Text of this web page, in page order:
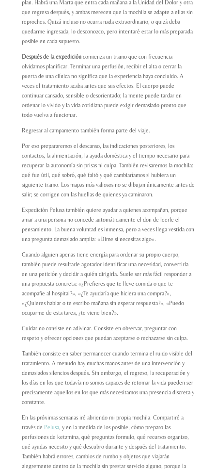
plan. Habrá una Marta que entra cada mañana a la Unidad del Dolor y otra
que regresa después, y ambas merecen que la mochila se adapte a ellas sin
reproches. Quizá incluso no ocurra nada extraordinario, o quizá deba
quedarme ingresada, lo desconozco, pero intentaré estar lo más preparada
posible en cada supuesto.
Después de la expedicióncomienza un tramo que con frecuencia
olvidamos planificar. Terminar una perfusión, recibir el alta o cerrar la
puerta de una clínica no significa que la experiencia haya concluido. A
veces el tratamiento acaba antes que sus efectos. El cuerpo puede
continuar cansado, sensible o desorientado; la mente puede tardar en
ordenar lo vivido y la vida cotidiana puede exigir demasiado pronto que
todo vuelva a funcionar.
Regresar al campamento también forma parte del viaje.
Por eso prepararemos el descanso, las indicaciones posteriores, los
contactos, la alimentación, la ayuda doméstica y el tiempo necesario para
recuperar la autonomía sin prisas ni culpa. También revisaremos la mochila:
qué fue útil, qué sobró, qué faltó y qué cambiaríamos si hubiera un
siguiente tramo. Los mapas más valiosos no se dibujan únicamente antes de
salir; se corrigen con las huellas de quienes ya caminaron.
Expedición Pelusa también quiere ayudar a quienes acompañan, porque
amar a una persona no concede automáticamente el don de leerle el
pensamiento. La buena voluntad es inmensa, pero a veces llega vestida con
una pregunta demasiado amplia: «Dime si necesitas algo».
Cuando alguien apenas tiene energía para ordenar su propio cuerpo,
también puede resultarle agotador identificar una necesidad, convertirla
en una petición y decidir a quién dirigirla. Suele ser más fácil responder a
una propuesta concreta: «¿Prefieres que te lleve comida o que te
acompañe al hospital?», «¿Te ayudaría que hiciera una compra?»,
«¿Quieres hablar o te escribo mañana sin esperar respuesta?», «Puedo
ocuparme de esta tarea, ¿te viene bien?».
Cuidar no consiste en adivinar. Consiste en observar, preguntar con
respeto y ofrecer opciones que puedan aceptarse o rechazarse sin culpa.
También consiste en saber permanecer cuando termina el ruido visible del
tratamiento. A menudo hay muchas manos antes de una intervención y
demasiados silencios después. Sin embargo, el regreso, la recuperación y
los días en los que todavía no somos capaces de retomar la vida pueden ser
precisamente aquellos en los que más necesitamos una presencia discreta y
constante.
En las próximas semanas iré abriendo mi propia mochila. Compartiré a
través de Pelusa, y en la medida de los posible, cómo preparo las
perfusiones de ketamina, qué preguntas formulo, qué recursos organizo,
qué ayudas necesito y qué descubro durante y después del tratamiento.
También habrá errores, cambios de rumbo y objetos que viajarán
alegremente dentro de la mochila sin prestar servicio alguno, porque la